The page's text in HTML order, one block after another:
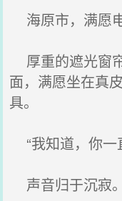
海原市，满愿
厚重的遮光窗
面，满愿坐在真
具。
“我知道，你一
声音归于沉寂。